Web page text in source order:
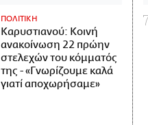
ΠΟΛΙΤΙΚΗ
Καρυστιανού: Κοινή
ανακοίνωση 22 πρώην
στελεχών του κόμματός
της - «Γνωρίζουμε καλά
γιατί αποχωρήσαμε»